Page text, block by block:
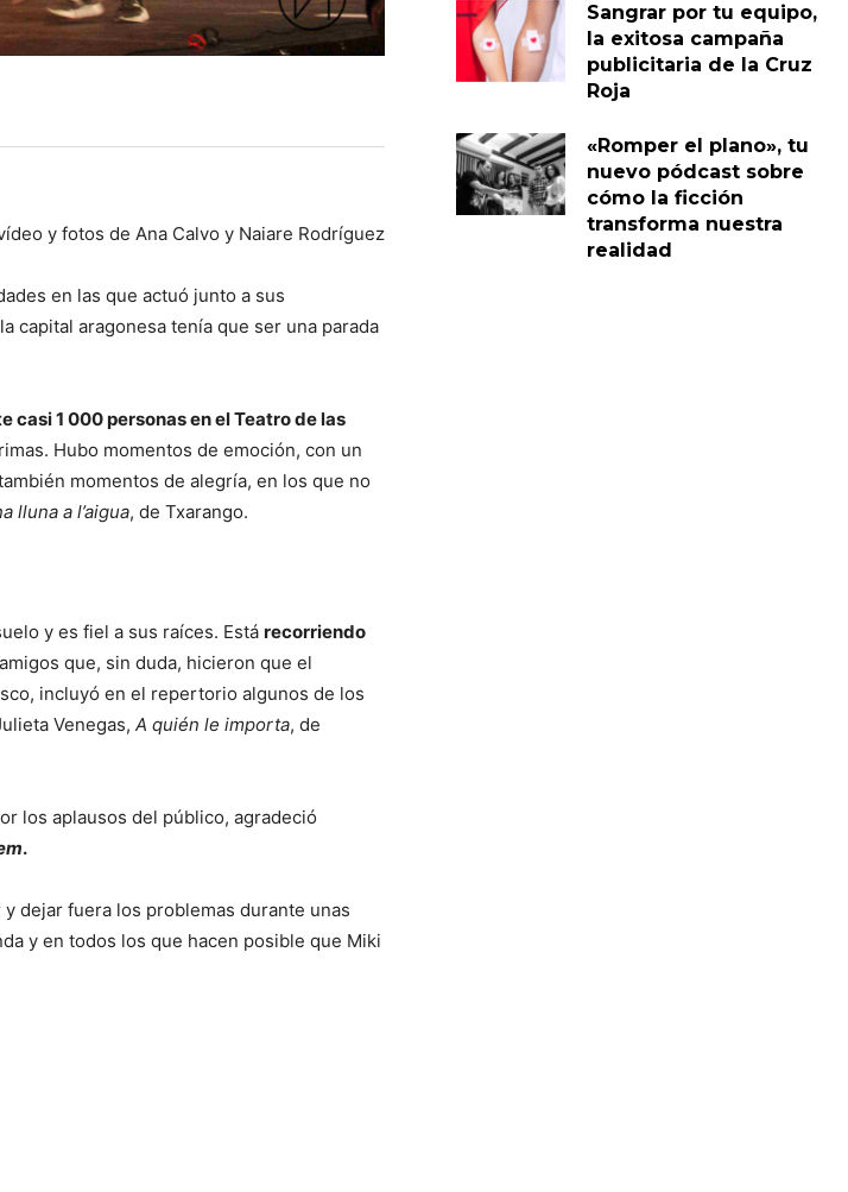
y fotos de Ana Calvo y Naiare Rodríguez
en las que actuó junto a sus
capital aragonesa tenía que ser una parada
casi 1 000 personas en el Teatro de las
Hubo momentos de emoción, con un
momentos de alegría, en los que no
lluna a l’aigua, de Txarango.
y es fiel a sus raíces. Está recorriendo
que, sin duda, hicieron que el
incluyó en el repertorio algunos de los
Venegas, A quién le importa, de
los aplausos del público, agradeció
.
dejar fuera los problemas durante unas
y en todos los que hacen posible que Miki
Sangrar por tu equipo,
la exitosa campaña
publicitaria de la Cruz
Roja
«Romper el plano», tu
nuevo pódcast sobre
cómo la ficción
transforma nuestra
realidad